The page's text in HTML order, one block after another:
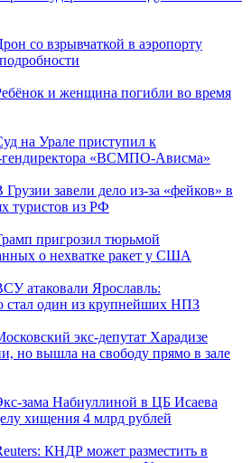
со взрывчаткой в аэропорту
и женщина погибли во время
на Урале приступил к
гендиректора «ВСМПО-Ависма»
Грузии завели дело из-за «фейков» в
туристов из РФ
пригрозил тюрьмой
о нехватке ракет у США
атаковали Ярославль:
стал один из крупнейших НПЗ
экс-депутат Харадизе
но вышла на свободу прямо в зале
зама Набиуллиной в ЦБ Исаева
хищения 4 млрд рублей
КНДР может разместить в